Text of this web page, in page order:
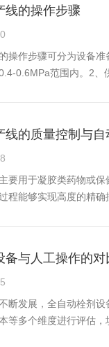
线的操作步骤
操作步骤可分为设备
0.6MPa范围内‌。‌2、
线的质量控制与自
要用于凝胶类药物或
程能够实现高度的精
备与人工操作的对
断发展，全自动栓剂
等多个维度进行评估